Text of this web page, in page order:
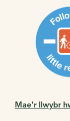
Mae'r llwybr